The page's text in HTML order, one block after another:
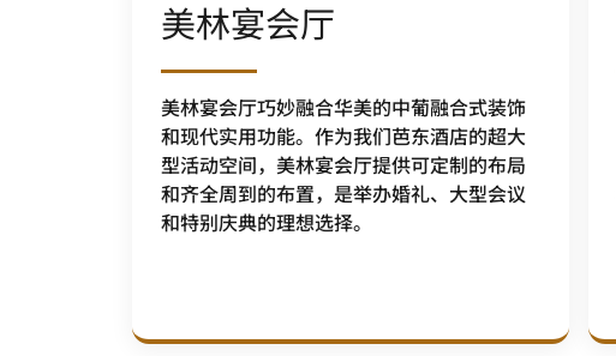
美林宴会厅
美林宴会厅巧妙融合华美的中葡融合式装饰
和现代实用功能。作为我们芭东酒店的超大
型活动空间，美林宴会厅提供可定制的布局
和齐全周到的布置，是举办婚礼、大型会议
和特别庆典的理想选择。